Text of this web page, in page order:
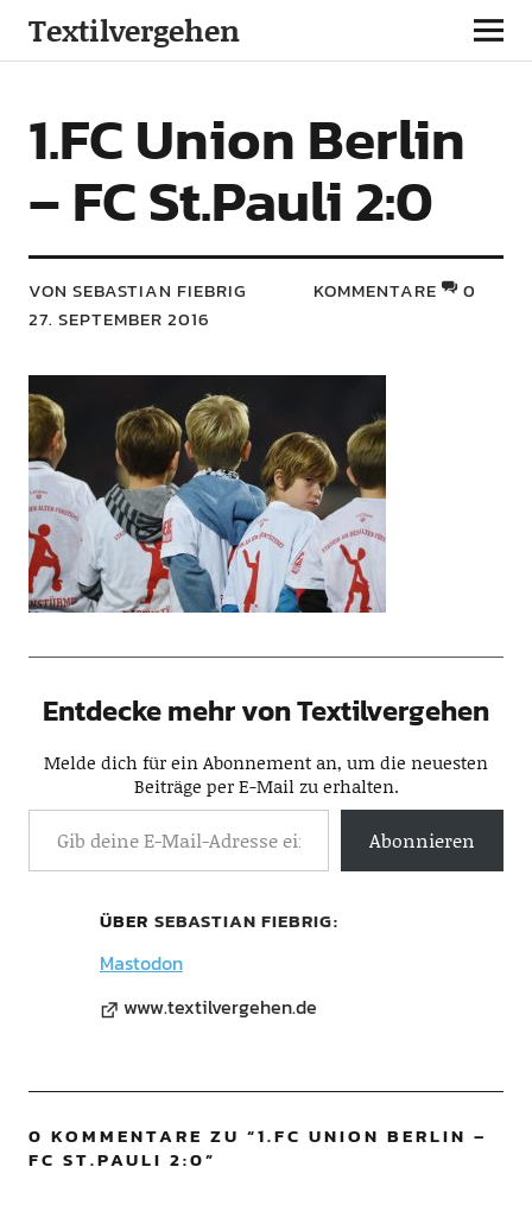
Textilvergehen
1.FC Union Berlin
– FC St.Pauli 2:0
VON SEBASTIAN FIEBRIG
27. SEPTEMBER 2016
KOMMENTARE 0
Entdecke mehr von Textilvergehen
Melde dich für ein Abonnement an, um die neuesten
Beiträge per E-Mail zu erhalten.
Abonnieren
ÜBER SEBASTIAN FIEBRIG
Mastodon
www.textilvergehen.de
0 KOMMENTARE ZU “1.FC UNION BERLIN –
FC ST.PAULI 2:0”